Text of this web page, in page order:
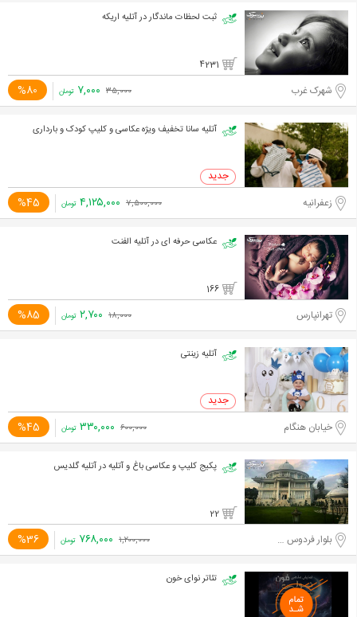
ثبت لحظات ماندگار در آتلیه اریکه
4231
شهرک غرب %80 ۳۵,۰۰۰ ۷,۰۰۰ تومان
آتلیه سانا تخفیف ویژه عکاسی و کلیپ کودک و بارداری
زعفرانیه %45 ۷,۵۰۰,۰۰۰ ۴,۱۲۵,۰۰۰ تومان
عکاسی حرفه ای در آتلیه الفنت
166
تهرانپارس %85 ۱۸,۰۰۰ ۲,۷۰۰ تومان
آتلیه زینتی
خیابان هنگام %45 ۶۰۰,۰۰۰ ۳۳۰,۰۰۰ تومان
پکیج کلیپ و عکاسی باغ و آتلیه در آتلیه گلدیس
22
بلوار فردوس شرق %36 ۱,۲۰۰,۰۰۰ ۷۶۸,۰۰۰ تومان
تئاتر نوای خون